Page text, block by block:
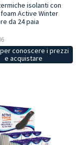
isolanti con
Active Winter
da 24 paia
conoscere i prezzi
e acquistare